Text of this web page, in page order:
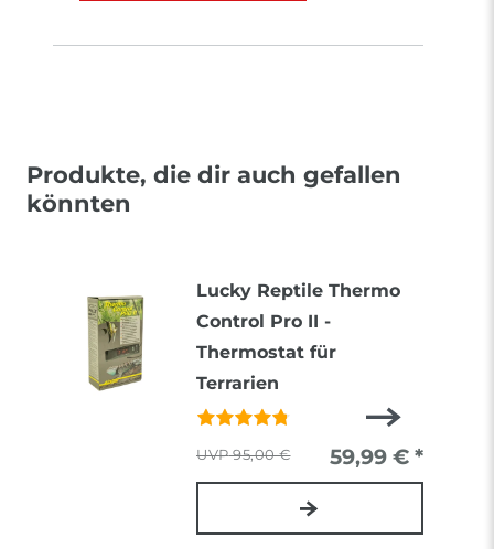
Produkte, die dir auch gefallen
könnten
Lucky Reptile Thermo
Control Pro II -
Thermostat für
Terrarien
95,00 € 59,99 € *